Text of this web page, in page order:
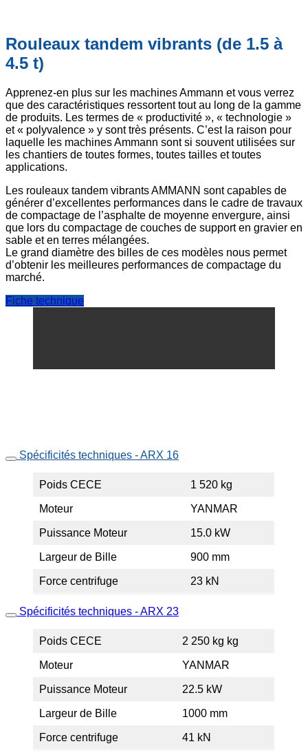
Rouleaux tandem vibrants (de 1.5 à
4.5 t)
Apprenez-en plus sur les machines Ammann et vous verrez
que des caractéristiques ressortent tout au long de la gamme
de produits. Les termes de « productivité », « technologie »
et « polyvalence » y sont très présents. C’est la raison pour
laquelle les machines Ammann sont si souvent utilisées sur
les chantiers de toutes formes, toutes tailles et toutes
applications.
Les rouleaux tandem vibrants AMMANN sont capables de
générer d’excellentes performances dans le cadre de travaux
de compactage de l’asphalte de moyenne envergure, ainsi
que lors du compactage de couches de support en gravier en
sable et en terres mélangées.
Le grand diamètre des billes de ces modèles nous permet
d’obtenir les meilleures performances de compactage du
marché.
Fiche technique
Spécificités techniques - ARX 16
Poids CECE 1 520 kg
Moteur YANMAR
Puissance Moteur 15.0 kW
Largeur de Bille 900 mm
Force centrifuge 23 kN
Spécificités techniques - ARX 23
Poids CECE 2 250 kg kg
Moteur YANMAR
Puissance Moteur 22.5 kW
Largeur de Bille 1000 mm
Force centrifuge 41 kN